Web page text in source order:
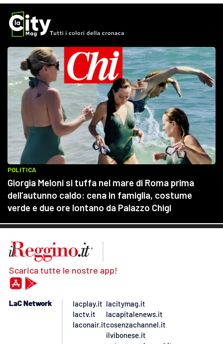
Scarica tutte le nostre app!
LaC Network
lacplay.it
lactv.it
laconair.it
lacitymag.it
lacapitalenews.it
cosenzachannel.it
ilvibonese.it